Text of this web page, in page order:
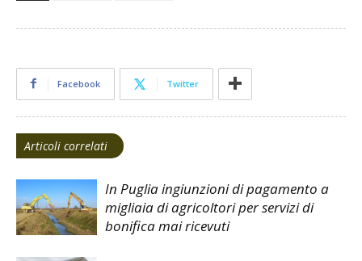
Facebook Twitter
Articoli correlati
In Puglia ingiunzioni di pagamento a
migliaia di agricoltori per servizi di
bonifica mai ricevuti